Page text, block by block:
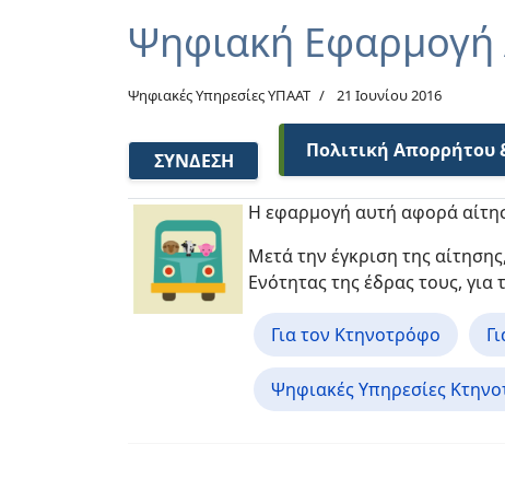
Ψηφιακή
Ψηφιακές Υπηρεσίες ΥΠΑΑΤ 21 Ιουνίου 2016
ΣΎΝΔΕΣΗ Πολιτική Απορρήτου
Η εφαρμογή αυτή αφορά
Μετά την έγκριση της
Ενότητας της έδρας τους,
Για τον Κτηνοτρόφο
Ψηφιακές Υπηρεσίες